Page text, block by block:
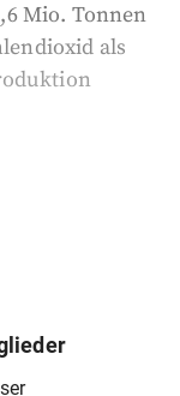
Mio. Tonnen
als